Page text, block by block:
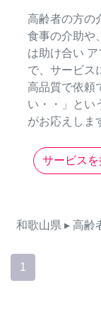
高齢者の方の
食事の介助や
は助け合い ア
で、サービス
高品質で依頼
い・・」とい
がお応えしま
サービスを
和歌山県 ▸ 高齢
1